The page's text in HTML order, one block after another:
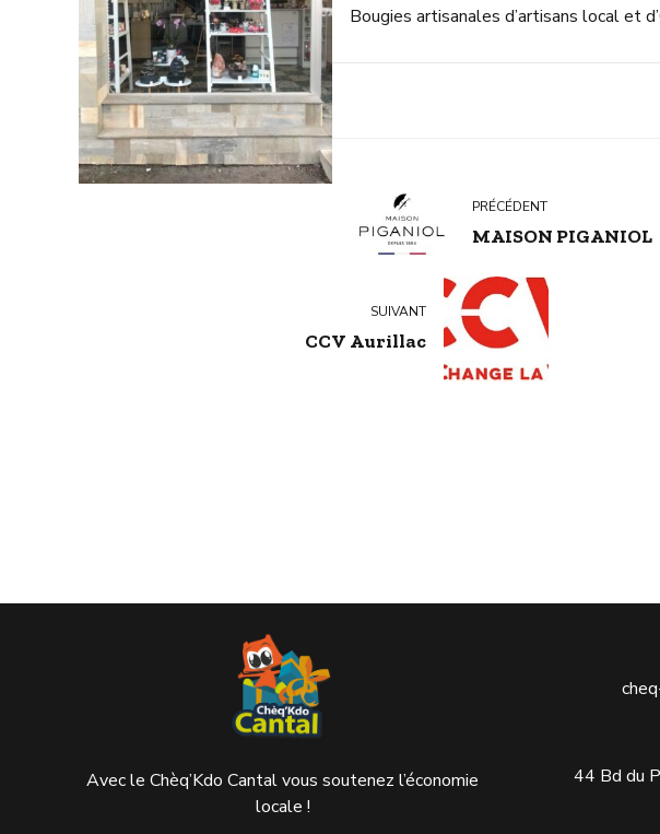
Bougies artisanales d’artisans local et
PRÉCÉDENT
MAISON PIGANIOL
SUIVANT
CCV Aurillac
Avec le Chèq’Kdo Cantal vous soutenez l’économie
locale !
44 Bd du